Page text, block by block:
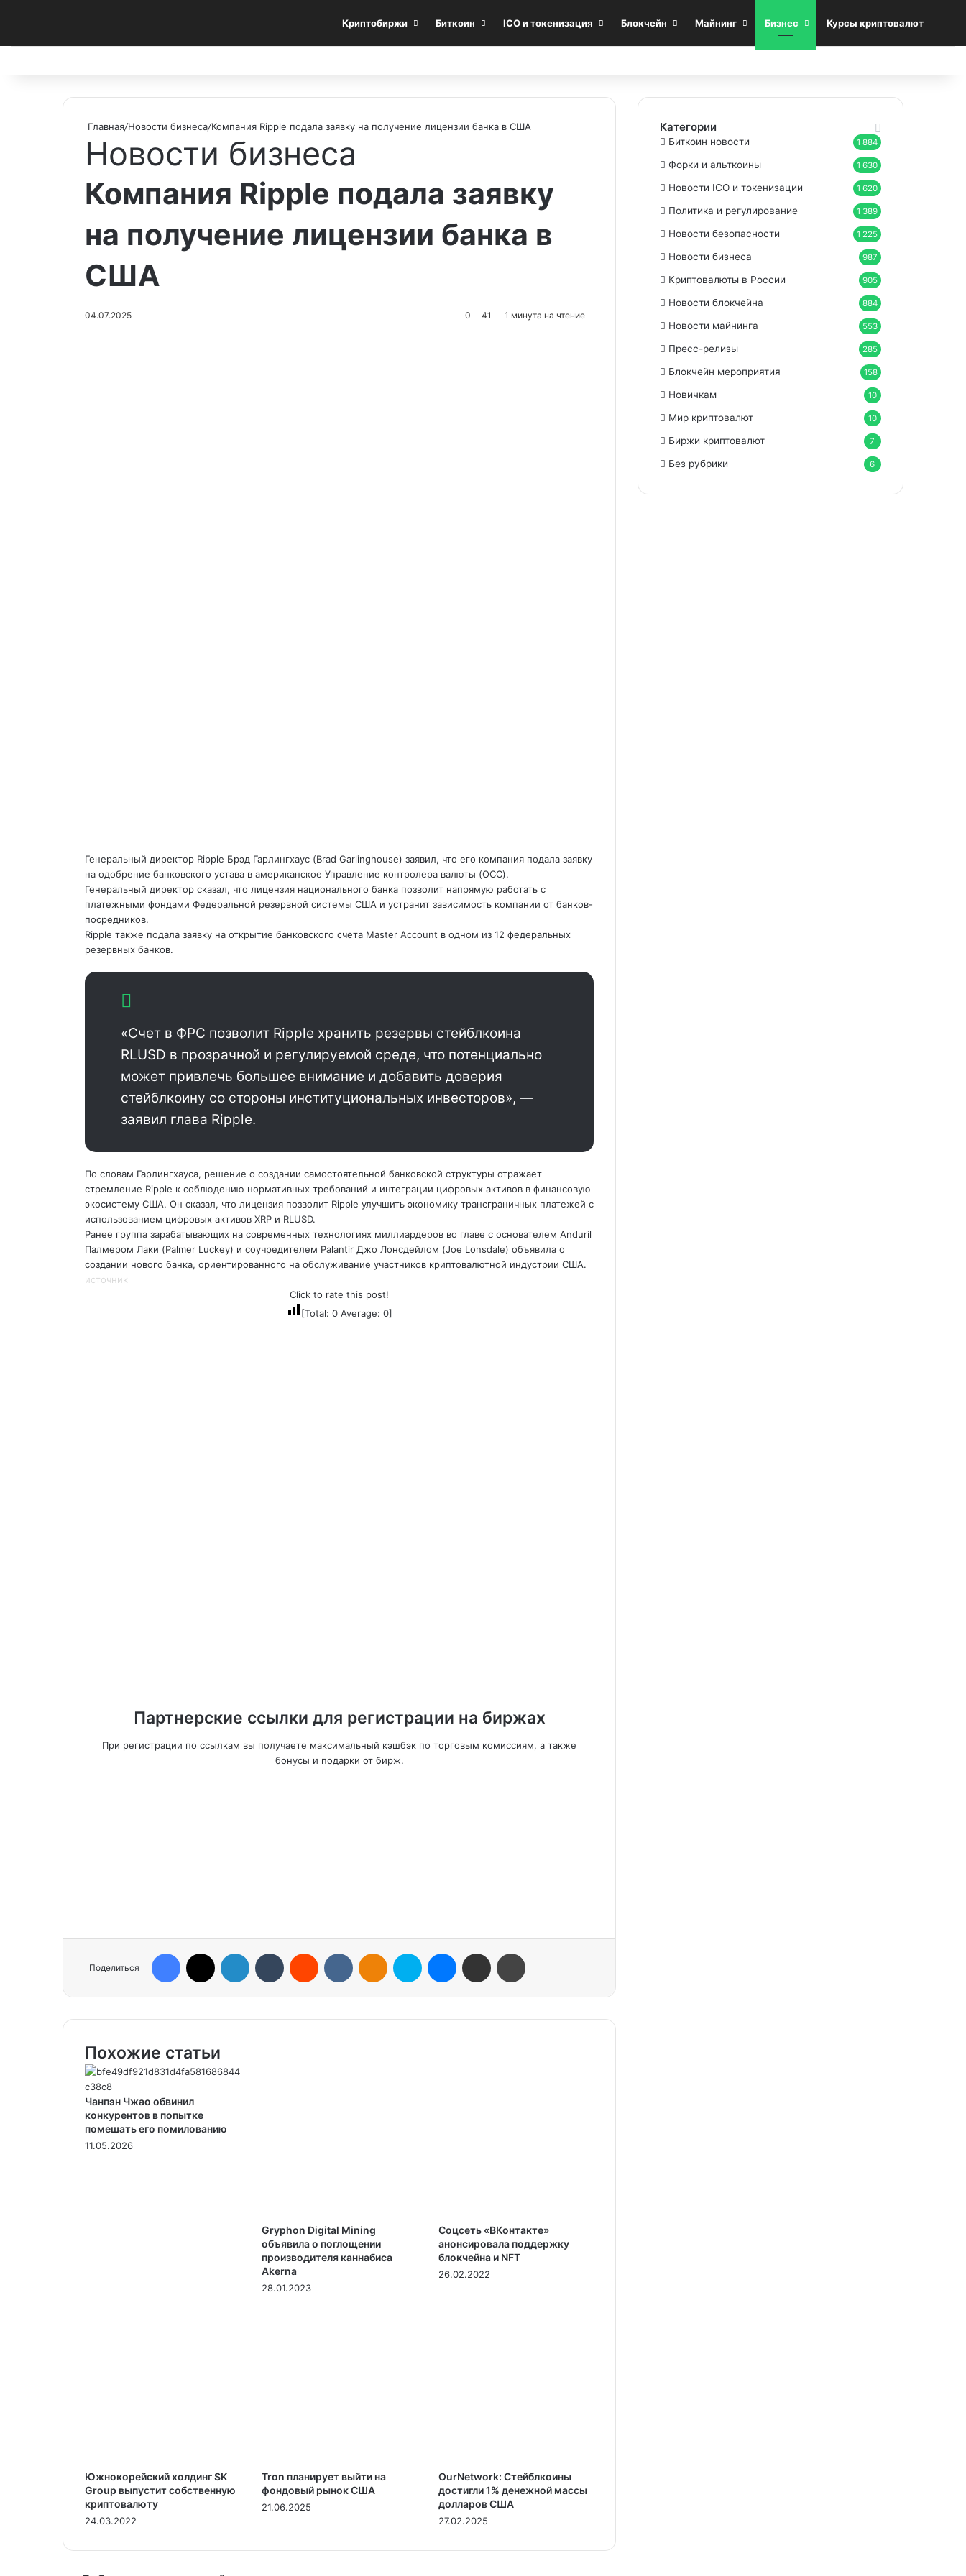
Криптобиржи Биткоин ICO и токенизация Блокчейн Майнинг Бизнес Курсы криптовалют
Главная/Новости бизнеса/Компания Ripple подала заявку на получение лицензии банка в США
Новости бизнеса
Компания Ripple подала заявку
на получение лицензии банка в
США
04.07.2025 0 41 1 минута на чтение
Генеральный директор Ripple Брэд Гарлингхаус (Brad Garlinghouse) заявил, что его компания подала заявку
на одобрение банковского устава в американское Управление контролера валюты (OCC).
Генеральный директор сказал, что лицензия национального банка позволит напрямую работать с
платежными фондами Федеральной резервной системы США и устранит зависимость компании от банков-
посредников.
Ripple также подала заявку на открытие банковского счета Master Account в одном из 12 федеральных
резервных банков.
«Счет в ФРС позволит Ripple хранить резервы стейблкоина
RLUSD в прозрачной и регулируемой среде, что потенциально
может привлечь большее внимание и добавить доверия
стейблкоину со стороны институциональных инвесторов», —
заявил глава Ripple.
По словам Гарлингхауса, решение о создании самостоятельной банковской структуры отражает
стремление Ripple к соблюдению нормативных требований и интеграции цифровых активов в финансовую
экосистему США. Он сказал, что лицензия позволит Ripple улучшить экономику трансграничных платежей с
использованием цифровых активов XRP и RLUSD.
Ранее группа зарабатывающих на современных технологиях миллиардеров во главе с основателем Anduril
Палмером Лаки (Palmer Luckey) и соучредителем Palantir Джо Лонсдейлом (Joe Lonsdale) объявила о
создании нового банка, ориентированного на обслуживание участников криптовалютной индустрии США.
источник
Click to rate this post!
[Total: 0Average: 0]
Партнерские ссылки для регистрации на биржах
При регистрации по ссылкам вы получаете максимальный кэшбэк по торговым комиссиям, а также
бонусы и подарки от бирж.
Поделиться
Похожие статьи
Чанпэн Чжао обвинил
конкурентов в попытке
помешать его помилованию
11.05.2026
Gryphon Digital Mining
объявила о поглощении
производителя каннабиса
Akerna
28.01.2023
Соцсеть «ВКонтакте»
анонсировала поддержку
блокчейна и NFT
26.02.2022
Южнокорейский холдинг SK
Group выпустит собственную
криптовалюту
24.03.2022
Tron планирует выйти на
фондовый рынок США
21.06.2025
OurNetwork: Cтейблкоины
достигли 1% денежной массы
долларов США
27.02.2025
Категории
Биткоин новости 1 884
Форки и альткоины 1 630
Новости ICO и токенизации 1 620
Политика и регулирование 1 389
Новости безопасности 1 225
Новости бизнеса 987
Криптовалюты в России 905
Новости блокчейна 884
Новости майнинга 553
Пресс-релизы 285
Блокчейн мероприятия 158
Новичкам 10
Мир криптовалют 10
Биржи криптовалют 7
Без рубрики 6